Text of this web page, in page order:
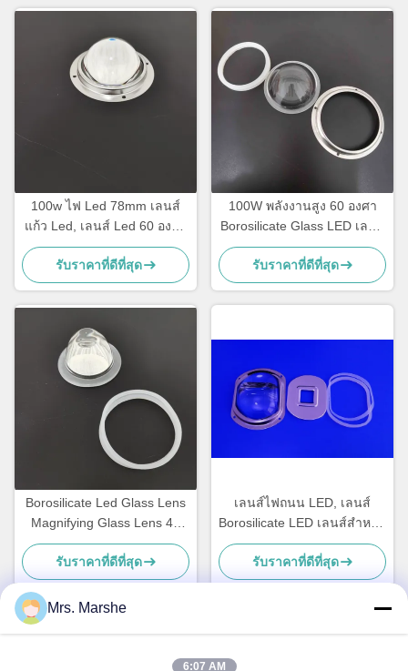
100w ไฟ Led 78mm เลนส์
แก้ว Led, เลนส์ Led 60 องศา
พร้อมชุดระบายความร้อนส
แควร์
รับราคาที่ดีที่สุด
100W พลังงานสูง 60 องศา
Borosilicate Glass LED เลนส์
แสงสําหรับ High Bay Light
รับราคาที่ดีที่สุด
Borosilicate Led Glass Lens
Magnifying Glass Lens 45
Degree SGS passed
รับราคาที่ดีที่สุด
เลนส์ไฟถนน LED, เลนส์
Borosilicate LED เลนส์สำหรับ
ไฟพาร์ค
รับราคาที่ดีที่สุด
Mrs. Marshe
6:07 AM